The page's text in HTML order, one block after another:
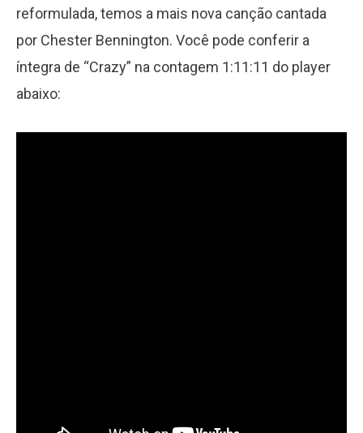
reformulada, temos a mais nova canção cantada
por Chester Bennington. Você pode conferir a
íntegra de “Crazy” na contagem 1:11:11 do player
abaixo: